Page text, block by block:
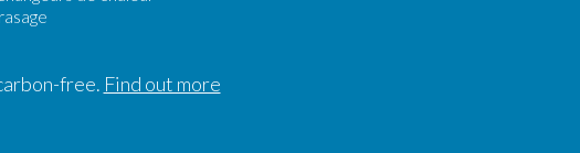
Laval
GEA-WTT
free. Find out more